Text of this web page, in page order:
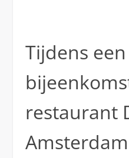
Tijdens
restaurant